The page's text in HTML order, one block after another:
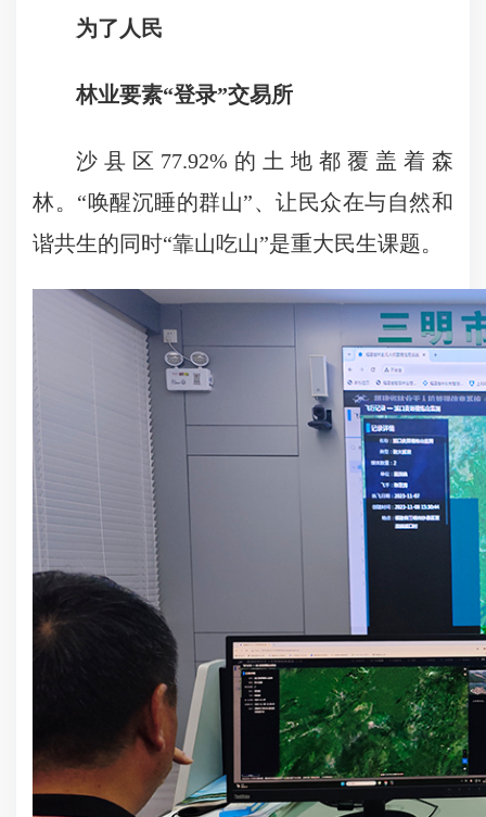
为了人民
林业要素“登录”交易所
沙县区77.92%的土地都覆盖着森
林。“唤醒沉睡的群山”、让民众在与自然和
谐共生的同时“靠山吃山”是重大民生课题。